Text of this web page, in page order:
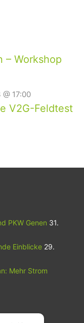
– Workshop
17:00
V2G-Feldtest
PKW Genen 31.
Einblicke 29.
Mehr Strom